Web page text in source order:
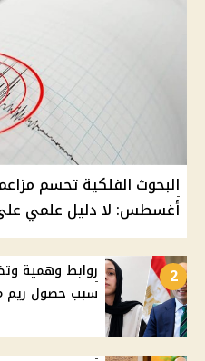
أغسطس: لا دليل علمي
2
روابط وهمية
سبب حصول ريم محمد على 4%